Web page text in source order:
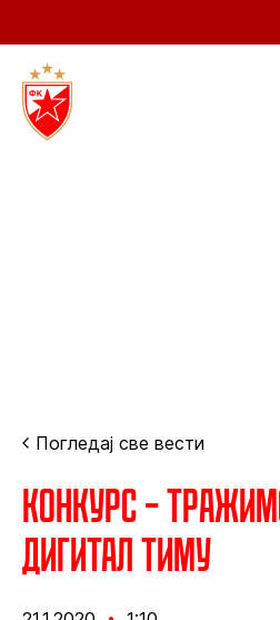
Погледај све вести
Конкурс –
дигитал тиму